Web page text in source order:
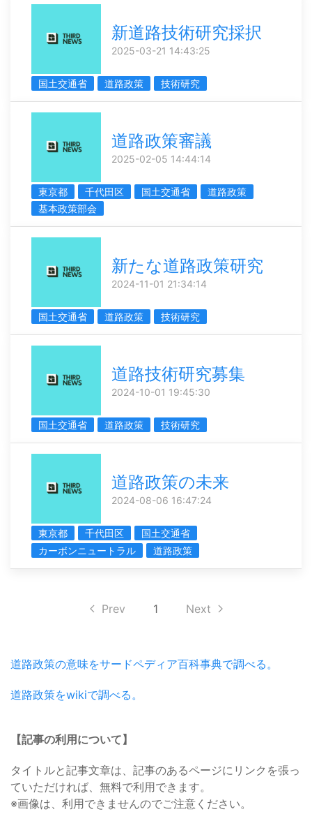
新道路技術研究採択
2025-03-21 14:43:25
国土交通省 道路政策 技術研究
道路政策審議
2025-02-05 14:44:14
東京都 千代田区 国土交通省
道路政策
基本政策部会
新たな道路政策研究
2024-11-01 21:34:14
国土交通省 道路政策 技術研究
道路技術研究募集
2024-10-01 19:45:30
国土交通省 道路政策 技術研究
道路政策の未来
2024-08-06 16:47:24
東京都 千代田区
国土交通省
カーボンニュートラル
道路政策
Prev 1 Next
道路政策の意味をサードペディア百科事典で調べる。
道路政策をwikiで調べる。
【記事の利用について】
タイトルと記事文章は、記事のあるページにリンクを張っ
ていただければ、無料で利用できます。
※画像は、利用できませんのでご注意ください。